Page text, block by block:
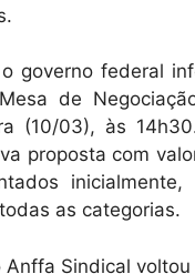
governo federal
de
(10/03), às
proposta com
inicialmente,
as categorias.
Anffa Sindical